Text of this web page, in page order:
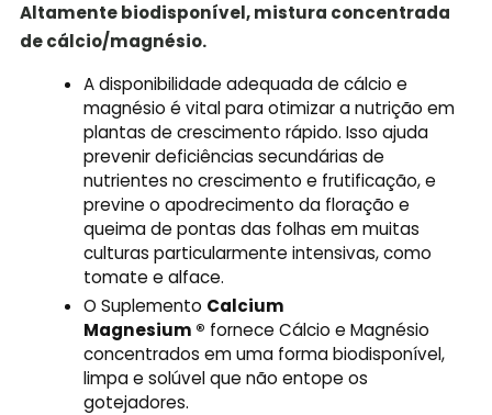
Altamente biodisponível, mistura concentrada
de cálcio/magnésio.
A disponibilidade adequada de cálcio e
magnésio é vital para otimizar a nutrição em
plantas de crescimento rápido. Isso ajuda
prevenir deficiências secundárias de
nutrientes no crescimento e frutificação, e
previne o apodrecimento da floração e
queima de pontas das folhas em muitas
culturas particularmente intensivas, como
tomate e alface.
O Suplemento Calcium
Magnesium ® fornece Cálcio e Magnésio
concentrados em uma forma biodisponível,
limpa e solúvel que não entope os
gotejadores.